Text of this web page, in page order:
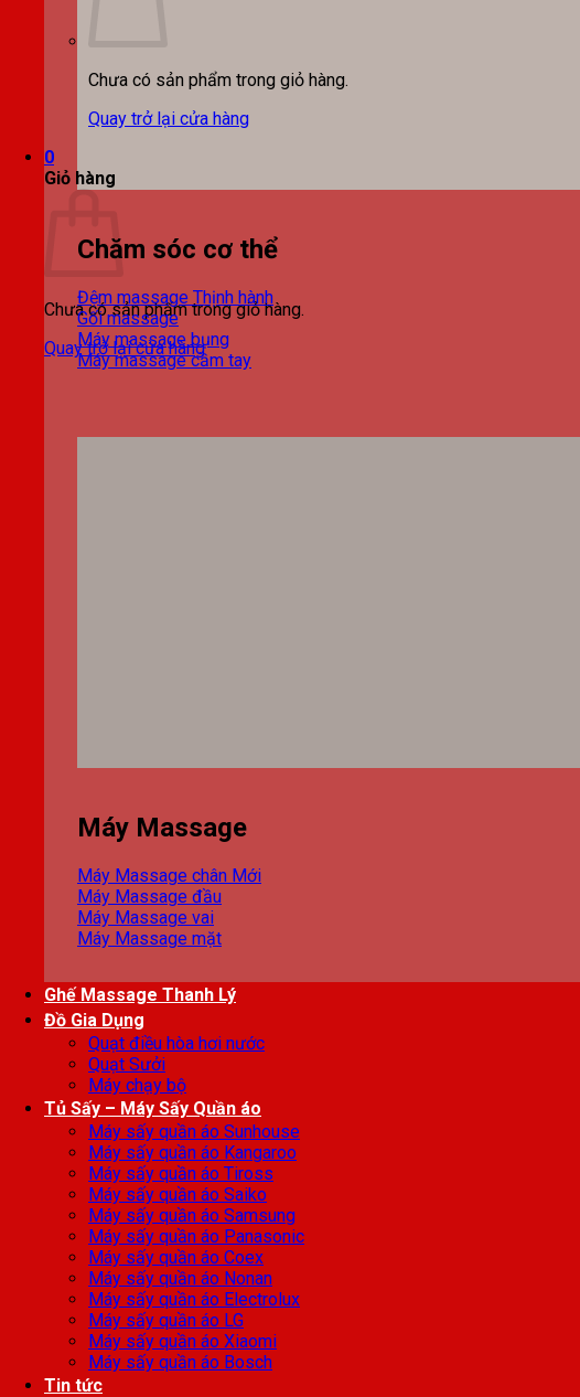
Chưa có sản phẩm trong giỏ hàng.
Quay trở lại cửa hàng
0
Giỏ hàng
Chưa có sản phẩm trong giỏ hàng.
Quay trở lại cửa hàng
Chăm sóc cơ thể
Đệm massage
Gối massage
Máy massage bụng
Máy massage cầm tay
Máy Massage
Máy Massage chân
Máy Massage đầu
Máy Massage vai
Máy Massage mặt
Ghế Massage Thanh Lý
Đồ Gia Dụng
Quạt điều hòa hơi nước
Quạt Sưởi
Máy chạy bộ
Tủ Sấy – Máy Sấy Quần áo
Máy sấy quần áo Sunhouse
Máy sấy quần áo Kangaroo
Máy sấy quần áo Tiross
Máy sấy quần áo Saiko
Máy sấy quần áo Samsung
Máy sấy quần áo Panasonic
Máy sấy quần áo Coex
Máy sấy quần áo Nonan
Máy sấy quần áo Electrolux
Máy sấy quần áo LG
Máy sấy quần áo Xiaomi
Máy sấy quần áo Bosch
Tin tức